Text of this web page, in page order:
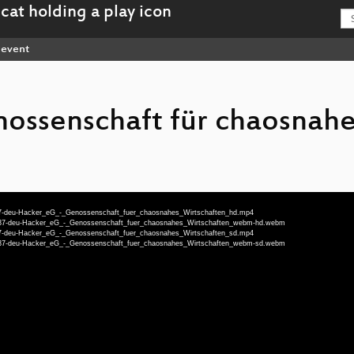
event
für
Hacker_eG_-_Genossenschaft_fuer_chaosnahes_Wirtschaften_hd.mp4
Hacker_eG_-_Genossenschaft_fuer_chaosnahes_Wirtschaften_webm-hd.webm
Hacker_eG_-_Genossenschaft_fuer_chaosnahes_Wirtschaften_sd.mp4
Hacker_eG_-_Genossenschaft_fuer_chaosnahes_Wirtschaften_webm-sd.webm